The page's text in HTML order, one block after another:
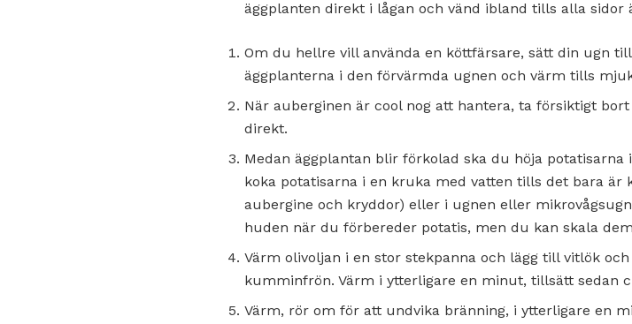
äggplanten direkt i lågan och vänd ibland tills alla sidor
Om du hellre vill använda en köttfärsare, sätt din ugn
äggplanterna i den förvärmda ugnen och värm tills
När auberginen är cool nog att hantera, ta försiktigt
direkt.
Medan äggplantan blir förkolad ska du höja
koka potatisarna i en kruka med vatten tills det bara
aubergine och kryddor) eller i ugnen eller
huden när du förbereder potatis, men du kan skala
Värm olivoljan i en stor stekpanna och lägg till vitlök
kumminfrön. Värm i ytterligare en minut, tillsätt sedan
Värm, rör om för att undvika bränning, i ytterligare en